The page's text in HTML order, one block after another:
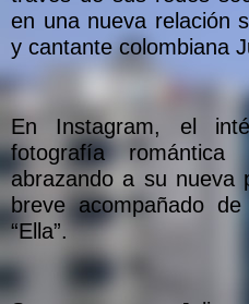
en una nueva relación
y cantante colombiana
En Instagram, el
fotografía
abrazando a su nueva
breve acompañado
“Ella”.